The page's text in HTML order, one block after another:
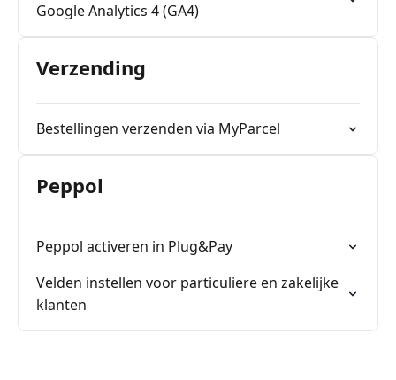
Google Analytics 4 (GA4)
Verzending
Bestellingen verzenden via MyParcel
Peppol
Peppol activeren in Plug&Pay
Velden instellen voor particuliere en zakelijke
klanten